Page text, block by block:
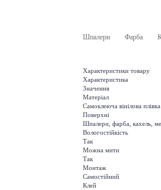
Шпалери Фарба
Характеристики товару
Характеристика
Значення
Матеріал
Самоклеюча вінілова плівка
Поверхні
Шпалери, фарба, кахель,
Вологостійкість
Так
Можна мити
Так
Монтаж
Самостійний
Клей